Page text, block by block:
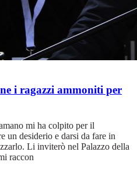
i ragazzi ammoniti per
mi ha colpito per il
un desiderio e darsi da fare in
Li inviterò nel Palazzo della
raccon